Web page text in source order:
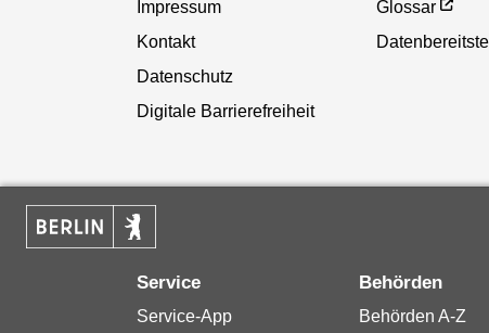
Impressum
Kontakt
Datenschutz
Digitale Barrierefreiheit
Glossar
Service
Service-App
Behörden
Behörden A-Z